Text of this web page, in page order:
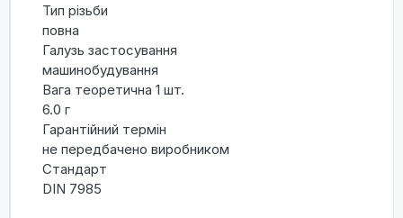
Тип різьби
повна
Галузь застосування
машинобудування
Вага теоретична 1 шт.
6.0 г
Гарантійний термін
не передбачено виробником
Стандарт
DIN 7985